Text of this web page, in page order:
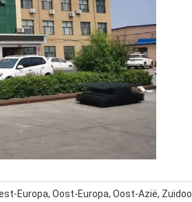
Europa, Oost-Europa, Oost-Azië,